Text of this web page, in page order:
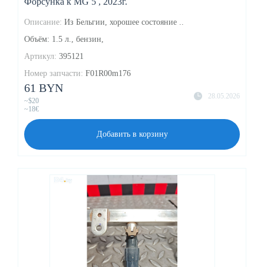
Описание: Из Бельгии, хорошее состояние ..
Объём: 1.5 л., бензин,
Артикул: 395121
Номер запчасти: F01R00m176
28.05.2026
61 BYN
~$20
~18€
Добавить в корзину